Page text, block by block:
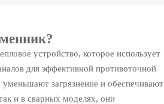
устройство, которое использует
для эффективной противоточной
загрязнение и обеспечивают
и в сварных моделях, они